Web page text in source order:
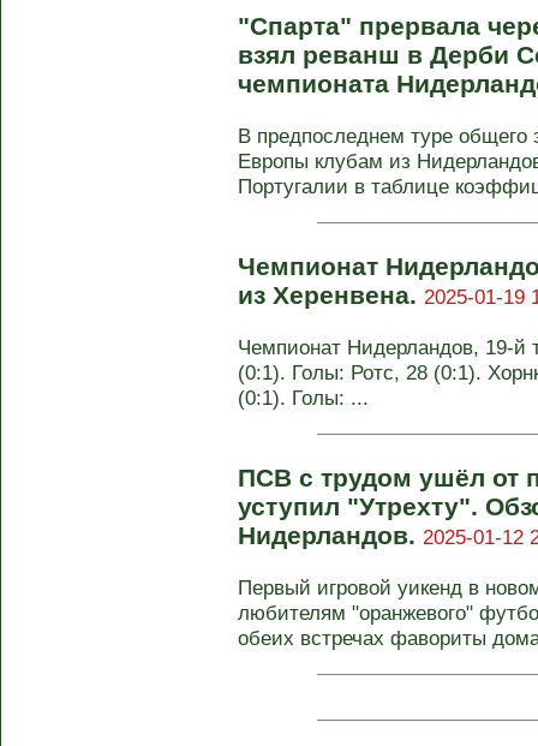
"Спарта" прервала
взял реванш в Дерби
чемпионата
В предпоследнем туре общего
Европы клубам из
Португалии в таблице
Чемпионат
из Херенвена. 2025-01-19
Чемпионат Нидерландов, 19-й
(0:1). Голы: Ротс, 28 (0:1).
(0:1). Голы: ...
ПСВ с трудом ушёл от
уступил "Утрехту".
Нидерландов. 2025-01-12
Первый игровой уикенд в
любителям "оранжевого"
обеих встречах фавориты